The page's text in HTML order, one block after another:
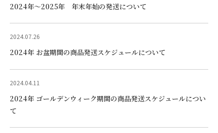
2024年〜2025年 年末年始の発送について
2024.07.26
2024年 お盆期間の商品発送スケジュールについて
2024.04.11
2024年 ゴールデンウィーク期間の商品発送スケジュールについ
て